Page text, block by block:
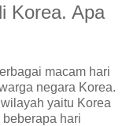
Korea. Apa
macam hari
negara Korea.
yaitu Korea
hari